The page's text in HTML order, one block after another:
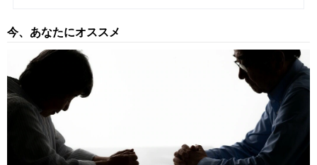
【第294回】 1ドル＝165円を目指す「円売り仕掛け」か、“行き
過ぎ”修正でポジション縮小か…「骨太ショック」の余波続く今
週、「投機筋」の動向で米ドル／円が大きく動く可能性【今週の
米ドル／円予想レンジ「158～163円」の根拠】
2026/07/14
【第293回】 ドル円163円目前で急反落…為替介入と投機筋の円
売り調整で円高は進むのか【今週の米ドル／円予想レンジ「158
～163円」の根拠】
2026/07/07
今、あなたにオススメ